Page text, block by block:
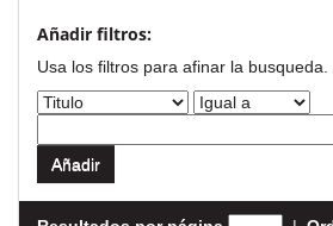
Añadir filtros:
Usa los filtros para afinar la busqueda.